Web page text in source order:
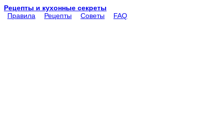
Рецепты и кухонные секреты
Правила
Рецепты Советы FAQ